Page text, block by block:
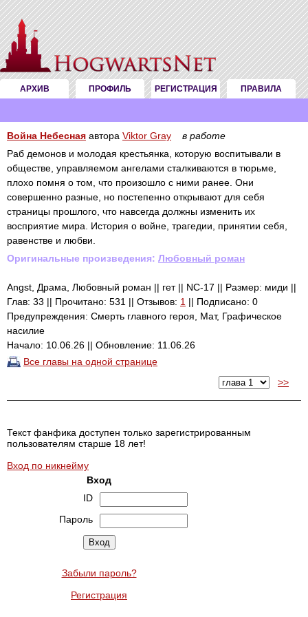
АРХИВ ПРОФИЛЬ РЕГИСТРАЦИЯ ПРАВИЛА
Война Небесная автора Viktor Gray
в работе
Раб демонов и молодая крестьянка, которую воспитывали в
обществе, управляемом ангелами сталкиваются в тюрьме,
плохо помня о том, что произошло с ними ранее. Они
совершенно разные, но постепенно открывают для себя
страницы прошлого, что навсегда должны изменить их
восприятие мира. История о войне, трагедии, принятии себя,
равенстве и любви.
Оригинальные произведения: Любовный роман
Angst, Драма, Любовный роман || гет || NC-17 || Размер: миди ||
Глав: 33 || Прочитано: 531 || Отзывов: 1 || Подписано: 0
Предупреждения: Смерть главного героя, Мат, Графическое
насилие
Начало: 10.06.26 || Обновление: 11.06.26
Все главы на одной странице
>>
Текст фанфика доступен только зарегистрированным
пользователям старше 18 лет!
Вход по никнейму
Вход
ID
Пароль
Забыли пароль?
Регистрация